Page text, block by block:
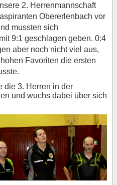
2. Herrenmannschaft
Obererlenbach vor
mussten sich
9:1 geschlagen geben. 0:4
aber noch nicht viel aus,
Favoriten die ersten
die 3. Herren in der
und wuchs dabei über sich